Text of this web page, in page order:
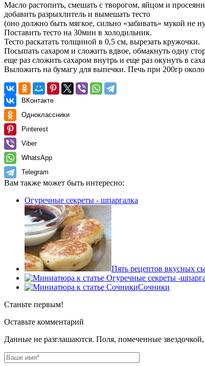
Масло растопить, смешать с творогом, яйцом и
добавить разрыхлитель и вымешать тесто
(оно должно быть мягкое, сильно «забивать» мукой не
Поставить тесто на 30мин в холодильник.
Тесто раскатать толщиной в 0,5 см, вырезать кружочки.
Посыпать сахаром и сложить вдвое, обмакнуть одну
еще раз сложить сахаром внутрь и еще раз окунуть в
Выложить на бумагу для выпечки. Печь при 200гр
ВКонтакте
Одноклассники
Pinterest
Viber
WhatsApp
Telegram
Вам также может быть интересно:
Огуречные секреты - шпаргалка
Пять рецептов вкусных
Сочники
Станьте первым!
Оставьте комментарий
Данные не разглашаются. Поля, помеченные